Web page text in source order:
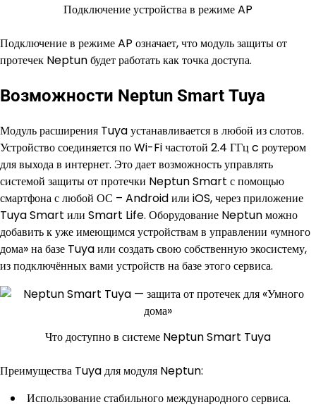
Подключение устройства в режиме AP
Подключение в режиме AP означает, что модуль защиты от
протечек Neptun будет работать как точка доступа.
Возможности Neptun Smart Tuya
Модуль расширения Tuya устанавливается в любой из слотов.
Устройство соединяется по Wi-Fi частотой 2.4 ГГц c роутером
для выхода в интернет. Это дает возможность управлять
системой защиты от протечки Neptun Smart с помощью
смартфона с любой ОС – Android или iOS, через приложение
Tuya Smart или Smart Life. Оборудование Neptun можно
добавить к уже имеющимся устройствам в управлении «умного
дома» на базе Tuya или создать свою собственную экосистему,
из подключённых вами устройств на базе этого сервиса.
Что доступно в системе Neptun Smart Tuya
Преимущества Tuya для модуля Neptun:
Использование стабильного международного сервиса.